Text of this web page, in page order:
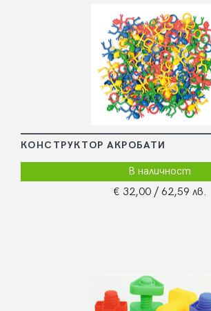
КОНСТРУКТОР АКРОБАТИ
В наличност
€ 32,00 / 62,59 лв.